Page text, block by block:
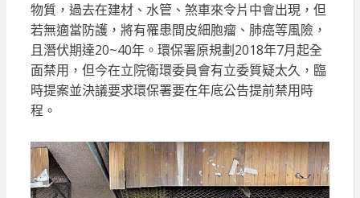
物質，過去在建材、水管、煞車來令片中會出現，但
若無適當防護，將有罹患間皮細胞瘤、肺癌等風險，
且潛伏期達20~40年。環保署原規劃2018年7月起全
面禁用，但今在立院衛環委員會有立委質疑太久，臨
時提案並決議要求環保署要在年底公告提前禁用時
程。